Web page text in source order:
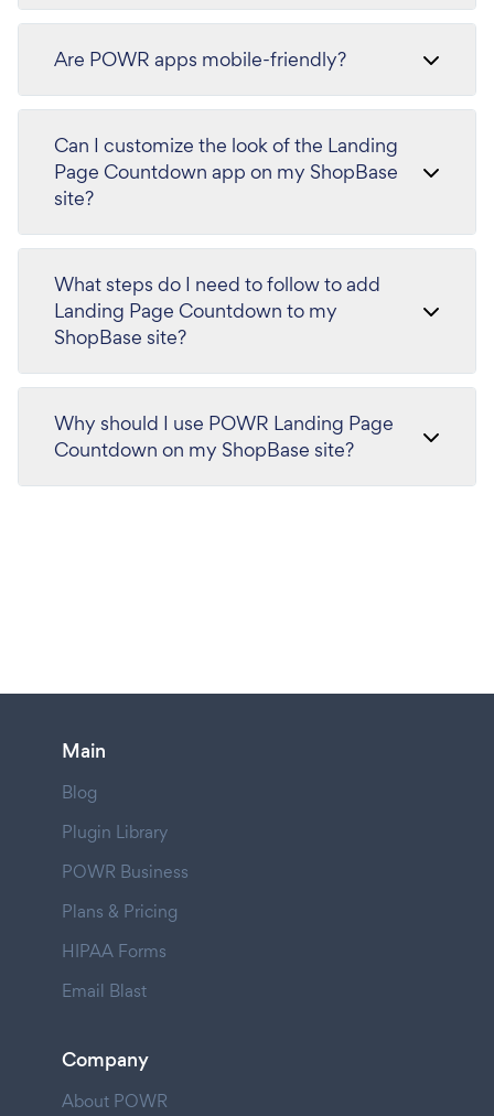
Are POWR apps mobile-friendly?
Can I customize the look of the Landing
Page Countdown app on my ShopBase
site?
What steps do I need to follow to add
Landing Page Countdown to my
ShopBase site?
Why should I use POWR Landing Page
Countdown on my ShopBase site?
Main
Blog
Plugin Library
POWR Business
Plans & Pricing
HIPAA Forms
Email Blast
Company
About POWR